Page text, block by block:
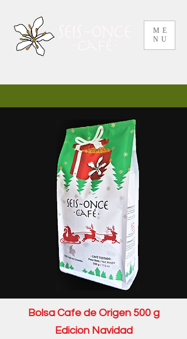
ME
NU
Bolsa Cafe de Origen 500 g
Edicion Navidad